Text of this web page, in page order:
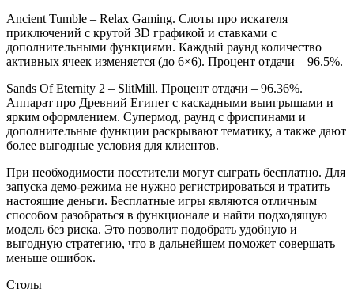
Ancient Tumble – Relax Gaming. Слоты про искателя
приключений с крутой 3D графикой и ставками с
дополнительными функциями. Каждый раунд количество
активных ячеек изменяется (до 6×6). Процент отдачи – 96.5%.
Sands Of Eternity 2 – SlitMill. Процент отдачи – 96.36%.
Аппарат про Древний Египет с каскадными выигрышами и
ярким оформлением. Супермод, раунд с фриспинами и
дополнительные функции раскрывают тематику, а также дают
более выгодные условия для клиентов.
При необходимости посетители могут сыграть бесплатно. Для
запуска демо-режима не нужно регистрироваться и тратить
настоящие деньги. Бесплатные игры являются отличным
способом разобраться в функционале и найти подходящую
модель без риска. Это позволит подобрать удобную и
выгодную стратегию, что в дальнейшем поможет совершать
меньше ошибок.
Столы